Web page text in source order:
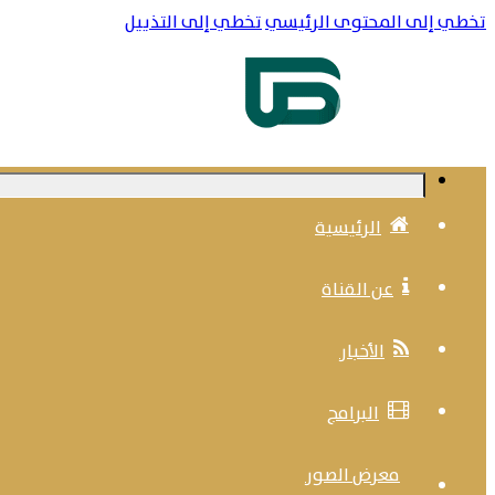
تخطي إلى المحتوى الرئيسيتخطي إلى التذييل
عربسات – التردد: 11938 عمودي
الرئيسية
عن القناة
الأخبار
البرامج
معرض الصور